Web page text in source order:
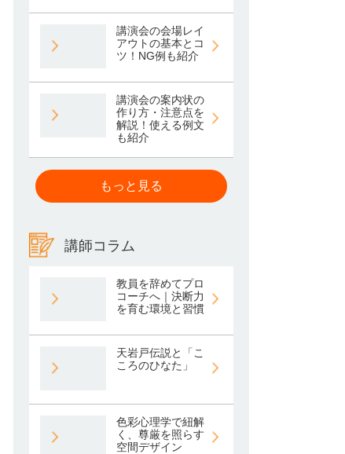
講演会の会場レイ
アウトの基本とコ
ツ！NG例も紹介
講演会の案内状の
作り方・注意点を
解説！使える例文
も紹介
もっと見る
講師コラム
教員を辞めてプロ
コーチへ｜決断力
を育む環境と習慣
天岩戸伝説と「こ
ころのひなた」
色彩心理学で紐解
く、尊厳を照らす
空間デザイン